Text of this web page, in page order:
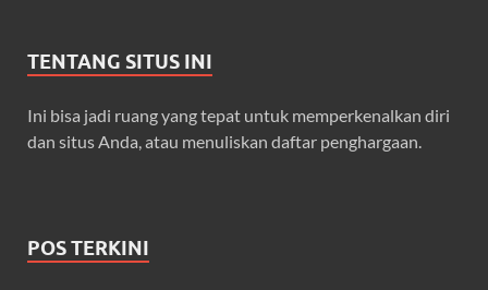
TENTANG SITUS INI
Ini bisa jadi ruang yang tepat untuk memperkenalkan diri
dan situs Anda, atau menuliskan daftar penghargaan.
POS TERKINI